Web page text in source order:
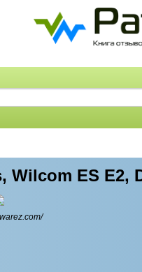
Wilcom ES E2,